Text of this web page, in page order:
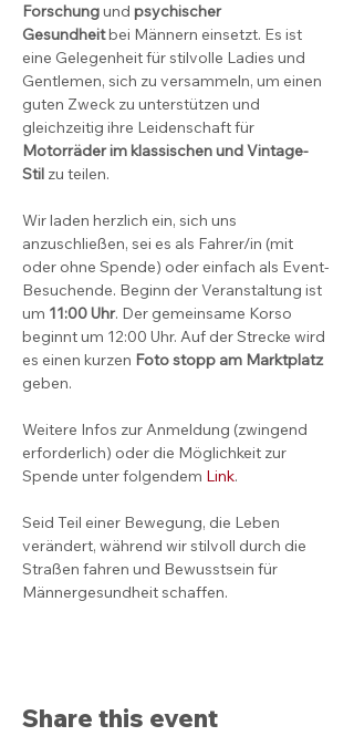
Forschung und psychischer
Gesundheit bei Männern einsetzt. Es ist
eine Gelegenheit für stilvolle Ladies und
Gentlemen, sich zu versammeln, um einen
guten Zweck zu unterstützen und
gleichzeitig ihre Leidenschaft für
Motorräder im klassischen und Vintage-
Stil zu teilen.
Wir laden herzlich ein, sich uns
anzuschließen, sei es als Fahrer/in (mit
oder ohne Spende) oder einfach als Event-
Besuchende. Beginn der Veranstaltung ist
um 11:00 Uhr. Der gemeinsame Korso
beginnt um 12:00 Uhr. Auf der Strecke wird
es einen kurzen Foto stopp am Marktplatz
geben.
Weitere Infos zur Anmeldung (zwingend
erforderlich) oder die Möglichkeit zur
Spende unter folgendem Link.
Seid Teil einer Bewegung, die Leben
verändert, während wir stilvoll durch die
Straßen fahren und Bewusstsein für
Männergesundheit schaffen.
Share this event